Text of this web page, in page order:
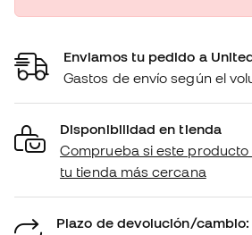
Enviamos tu pedido a
Gastos de envío según el
Disponibilidad en tienda
Comprueba si este producto
tu tienda más cercana
Plazo de devolución/